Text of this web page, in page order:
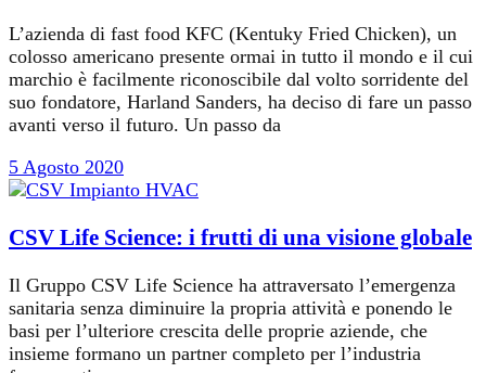
L’azienda di fast food KFC (Kentuky Fried Chicken), un
colosso americano presente ormai in tutto il mondo e il cui
marchio è facilmente riconoscibile dal volto sorridente del
suo fondatore, Harland Sanders, ha deciso di fare un passo
avanti verso il futuro. Un passo da
5 Agosto 2020
CSV Life Science: i frutti di una visione globale
Il Gruppo CSV Life Science ha attraversato l’emergenza
sanitaria senza diminuire la propria attività e ponendo le
basi per l’ulteriore crescita delle proprie aziende, che
insieme formano un partner completo per l’industria